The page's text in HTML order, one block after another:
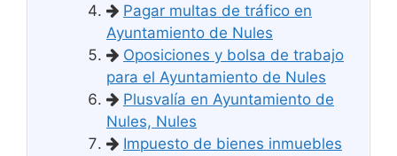
Pagar multas de tráfico en
Ayuntamiento de Nules
Oposiciones y bolsa de trabajo
para el Ayuntamiento de Nules
Plusvalía en Ayuntamiento de
Nules, Nules
Impuesto de bienes inmuebles